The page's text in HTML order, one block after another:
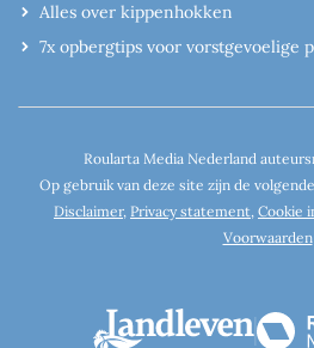
Alles over kippenhokken
7x opbergtips voor vorstgevoelige
Roularta Media Nederland
Op gebruik van deze site zijn de
Disclaimer, Privacy statement, Cookie
Voorwaarden